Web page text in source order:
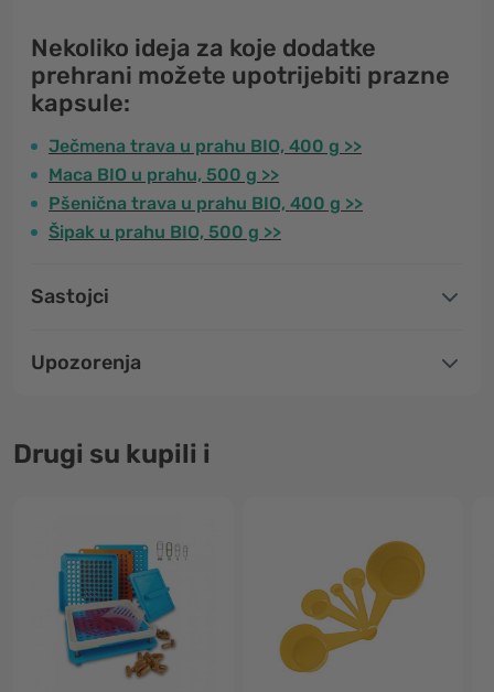
Nekoliko ideja za koje dodatke
prehrani možete upotrijebiti prazne
kapsule:
Ječmena trava u prahu BIO, 400 g >>
Maca BIO u prahu, 500 g >>
Pšenična trava u prahu BIO, 400 g >>
Šipak u prahu BIO, 500 g >>
Sastojci
Upozorenja
Drugi su kupili i